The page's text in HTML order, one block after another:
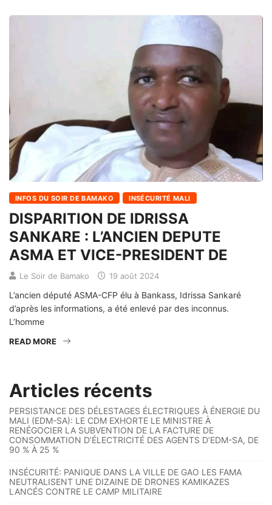
INFOS DU SOIR DE BAMAKO INSÉCURITÉ MALI
DISPARITION DE IDRISSA
SANKARE : L’ANCIEN DEPUTE
ASMA ET VICE-PRESIDENT DE
Le Soir de Bamako 19 août 2024
L’ancien député ASMA-CFP élu à Bankass, Idrissa Sankaré
d’après les informations, a été enlevé par des inconnus.
L’homme
READ MORE
Articles récents
PERSISTANCE DES DÉLESTAGES ÉLECTRIQUES À ÉNERGIE DU
MALI (EDM-SA): LE CDM EXHORTE LE MINISTRE À
RENÉGOCIER LA SUBVENTION DE LA FACTURE DE
CONSOMMATION D’ÉLECTRICITÉ DES AGENTS D’EDM-SA, DE
90 % À 25 %
INSÉCURITÉ: PANIQUE DANS LA VILLE DE GAO LES FAMA
NEUTRALISENT UNE DIZAINE DE DRONES KAMIKAZES
LANCÉS CONTRE LE CAMP MILITAIRE